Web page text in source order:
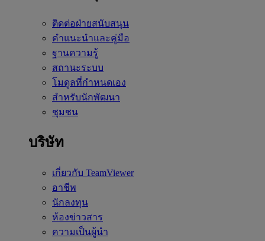
ติดต่อฝ่ายสนับสนุน
คำแนะนำและคู่มือ
ฐานความรู้
สถานะระบบ
โมดูลที่กำหนดเอง
สำหรับนักพัฒนา
ชุมชน
บริษัท
เกี่ยวกับ TeamViewer
อาชีพ
นักลงทุน
ห้องข่าวสาร
ความเป็นผู้นำ